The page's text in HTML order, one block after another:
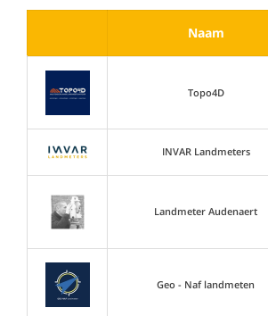
Naam
Topo4D
INVAR Landmeters
Landmeter Audenaert
Geo - Naf landmeten